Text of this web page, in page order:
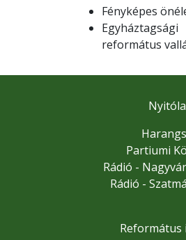
Fényképes
református
Partiumi
Rádió -
Rádió -
Református